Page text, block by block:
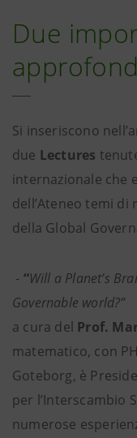
Due
Si inseriscono
due Lectures
internazionale che
dell’Ateneo temi di
della Global
- “Will a Planet’s
Governable world?”
a cura del Prof.
matematico, con
Goteborg, è
per l’Interscambio
numerose